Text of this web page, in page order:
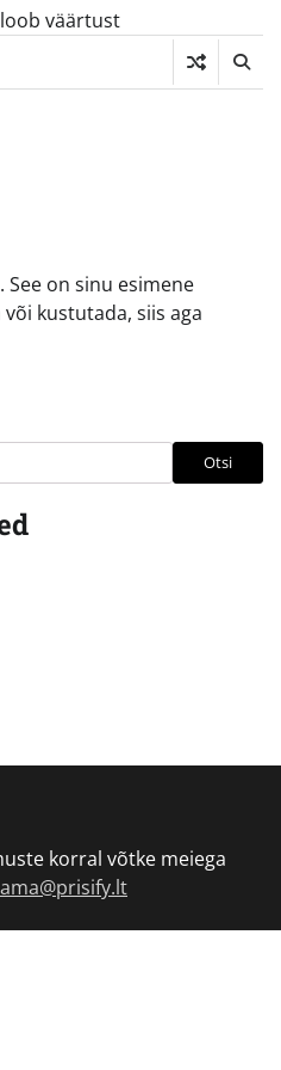
väärtust
on sinu esimene
kustutada, siis aga
Otsi
korral võtke meiega